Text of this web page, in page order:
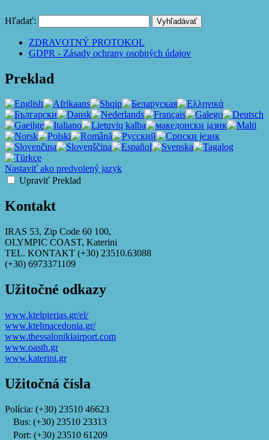
Hľadať:
ZDRAVOTNÝ PROTOKOL
GDPR - Zásady ochrany osobných údajov
Preklad
Nastaviť ako predvolený jazyk
Upraviť Preklad
Kontakt
IRAS 53, Zip Code 60 100,
OLYMPIC COAST, Katerini
TEL. KONTAKT (+30) 23510.63088
(+30) 6973371109
Užitočné odkazy
www.ktelpierias.gr/el/
www.ktelmacedonia.gr/
www.thessalonikiairport.com
www.oasth.gr
www.katerini.gr
Užitočná čísla
Polícia: (+30) 23510 46623
Bus: (+30) 23510 23313
Port: (+30) 23510 61209